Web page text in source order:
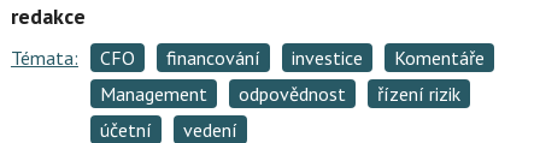
redakce
Témata: CFO financování investice
Komentáře
Management
odpovědnost
řízení rizik
účetní
vedení